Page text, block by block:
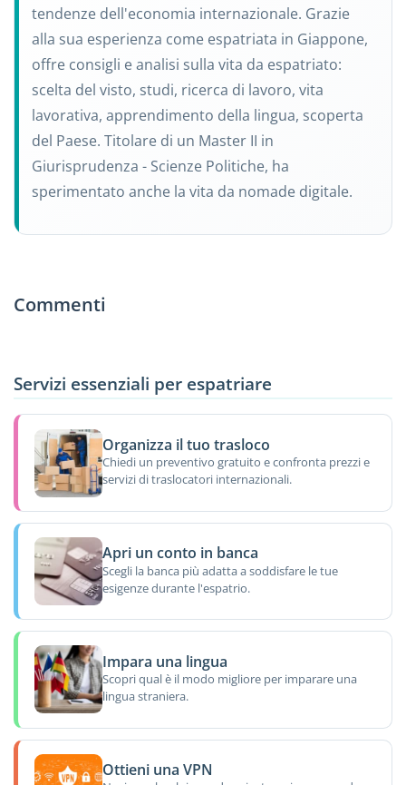
tendenze dell'economia internazionale. Grazie
alla sua esperienza come espatriata in Giappone,
offre consigli e analisi sulla vita da espatriato:
scelta del visto, studi, ricerca di lavoro, vita
lavorativa, apprendimento della lingua, scoperta
del Paese. Titolare di un Master II in
Giurisprudenza - Scienze Politiche, ha
sperimentato anche la vita da nomade digitale.
Commenti
Servizi essenziali per espatriare
Organizza il tuo trasloco
Chiedi un preventivo gratuito e confronta prezzi e
servizi di traslocatori internazionali.
Apri un conto in banca
Scegli la banca più adatta a soddisfare le tue
esigenze durante l'espatrio.
Impara una lingua
Scopri qual è il modo migliore per imparare una
lingua straniera.
Ottieni una VPN